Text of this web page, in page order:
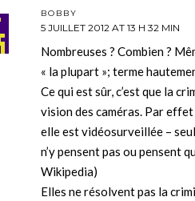
BOBBY
5 JUILLET 2012 AT 13 H 32 MIN
Nombreuses ? Combien ?
« la plupart »; terme
Ce qui est sûr, c’est que la
vision des caméras. Par
elle est vidéosurveillée –
n’y pensent pas ou pensent
Wikipedia)
Elles ne résolvent pas la